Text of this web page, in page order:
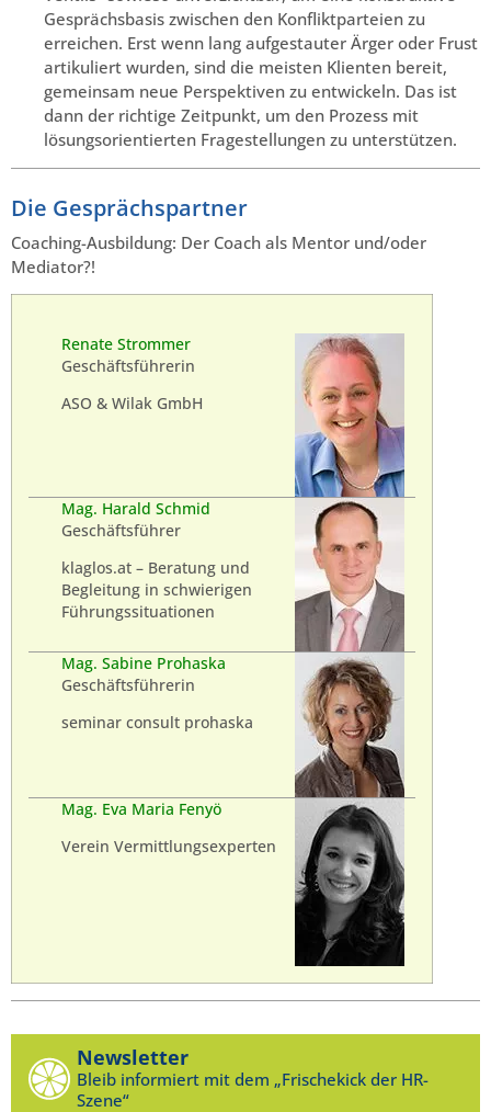
Gesprächsbasis zwischen den Konfliktparteien zu
erreichen. Erst wenn lang aufgestauter Ärger oder Frust
artikuliert wurden, sind die meisten Klienten bereit,
gemeinsam neue Perspektiven zu entwickeln. Das ist
dann der richtige Zeitpunkt, um den Prozess mit
lösungsorientierten Fragestellungen zu unterstützen.
Die Gesprächspartner
Coaching-Ausbildung: Der Coach als Mentor und/oder
Mediator?!
Renate Strommer
Geschäftsführerin
ASO & Wilak GmbH
Mag. Harald Schmid
Geschäftsführer
klaglos.at – Beratung und
Begleitung in schwierigen
Führungssituationen
Mag. Sabine Prohaska
Geschäftsführerin
seminar consult prohaska
Mag. Eva Maria Fenyö
Verein Vermittlungsexperten
Newsletter
Bleib informiert mit dem „Frischekick der HR-
Szene“